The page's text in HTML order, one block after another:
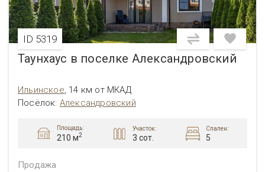
ID 5319
Таунхаус в поселке Александровский
Ильинское, 14 км от МКАД
Посёлок: Александровский
Площадь:
210 м2
Участок:
3 сот.
Спален:
5
Продажа